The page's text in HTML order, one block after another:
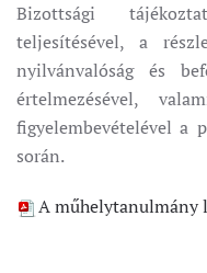
Bizottsági
teljesítésével, a
nyilvánvalóság és
értelmezésével,
figyelembevételével a
során.
A